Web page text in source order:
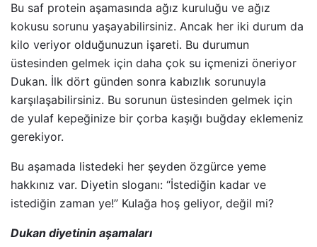
Bu saf protein aşamasında ağız kuruluğu ve ağız
kokusu sorunu yaşayabilirsiniz. Ancak her iki durum da
kilo veriyor olduğunuzun işareti. Bu durumun
üstesinden gelmek için daha çok su içmenizi öneriyor
Dukan. İlk dört günden sonra kabızlık sorunuyla
karşılaşabilirsiniz. Bu sorunun üstesinden gelmek için
de yulaf kepeğinize bir çorba kaşığı buğday eklemeniz
gerekiyor.
Bu aşamada listedeki her şeyden özgürce yeme
hakkınız var. Diyetin sloganı: “İstediğin kadar ve
istediğin zaman ye!” Kulağa hoş geliyor, değil mi?
Dukan diyetinin aşamaları